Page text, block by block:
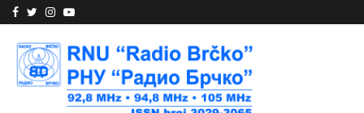
Facebook
Twitter
Instagram
Youtube